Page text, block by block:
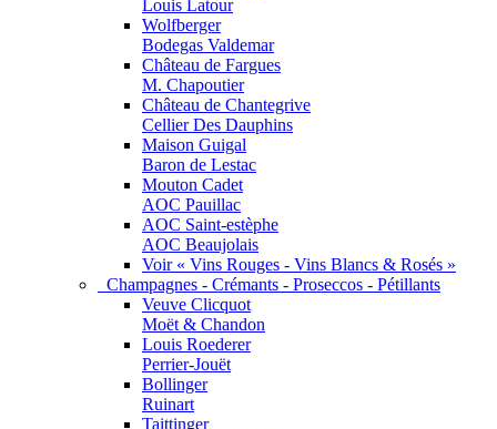
Louis Latour
Wolfberger
Bodegas Valdemar
Château de Fargues
M. Chapoutier
Château de Chantegrive
Cellier Des Dauphins
Maison Guigal
Baron de Lestac
Mouton Cadet
AOC Pauillac
AOC Saint-estèphe
AOC Beaujolais
Voir « Vins Rouges - Vins Blancs & Rosés »
Champagnes - Crémants - Proseccos - Pétillants
Veuve Clicquot
Moët & Chandon
Louis Roederer
Perrier-Jouët
Bollinger
Ruinart
Taittinger